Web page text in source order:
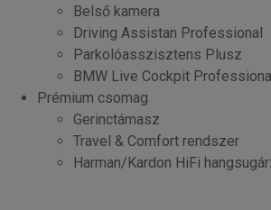
Belső kamera
Driving Assistan Professional
Parkolóasszisztens Plusz
BMW Live Cockpit
Prémium csomag
Gerinctámasz
Travel & Comfort rendszer
Harman/Kardon HiFi